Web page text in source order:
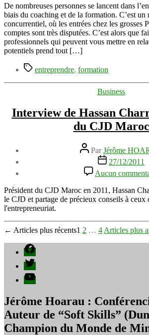
De nombreuses personnes se lancent dans
biais du coaching et de la formation. C’est un
concurrentiel, où les entrées chez les grosses
comptes sont très disputées. C’est alors que
professionnels qui peuvent vous mettre en
potentiels prend tout […]
Étiquettes
entreprendre, formation
Catégories
Business
Interview de Hassan
du CJD Maroc
Auteur
de
l’article
ParJérôme
Date
l’article
27/12/2011
Aucun
Président du CJD Maroc en 2011, Hassan
le CJD et partage de précieux conseils à ceux
l'entrepreneuriat.
Pagination
des
publications
← Articles plus récents1 2 … 4 Articles plus
Facebook
Twitter
YouTube
Jérôme Hoarau :
Auteur de “Soft Skills”
Champion du Monde de